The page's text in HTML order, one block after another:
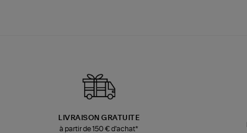
LIVRAISON GRATUITE
à partir de 150 € d'achat*